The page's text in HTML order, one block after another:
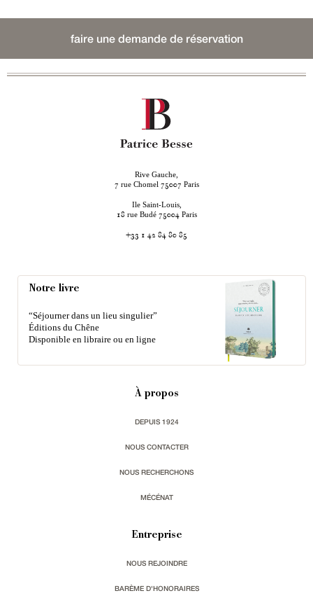
faire une demande de réservation
Rive Gauche,
7 rue Chomel 75007 Paris
Ile Saint-Louis,
18 rue Budé 75004 Paris
+33 1 42 84 80 85
Notre livre
“Séjourner dans un lieu singulier”
Éditions du Chêne
Disponible en libraire ou en ligne
À propos
DEPUIS 1924
NOUS CONTACTER
NOUS RECHERCHONS
MÉCÉNAT
Entreprise
NOUS REJOINDRE
BARÈME D'HONORAIRES